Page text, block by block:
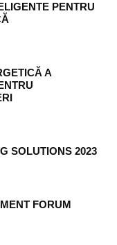
PENTRU
A
SOLUTIONS 2023
FORUM